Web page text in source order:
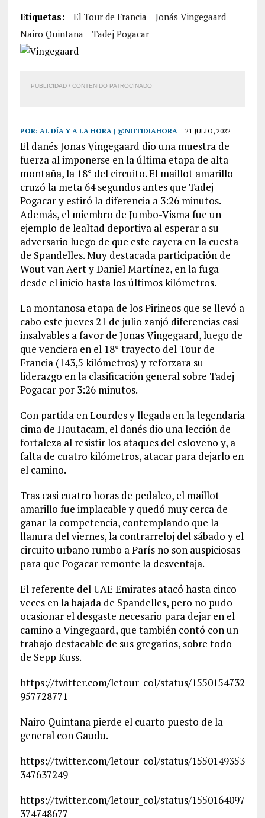
Etiquetas: El Tour de Francia
Jonás Vingegaard
Nairo Quintana
Tadej Pogacar
PUBLICIDAD / CONTENIDO PATROCINADO
POR: AL DÍA Y A LA HORA | @NOTIDIAHORA 21 JULIO, 2022
El danés Jonas Vingegaard dio una muestra de
fuerza al imponerse en la última etapa de alta
montaña, la 18° del circuito. El maillot amarillo
cruzó la meta 64 segundos antes que Tadej
Pogacar y estiró la diferencia a 3:26 minutos.
Además, el miembro de Jumbo-Visma fue un
ejemplo de lealtad deportiva al esperar a su
adversario luego de que este cayera en la cuesta
de Spandelles. Muy destacada participación de
Wout van Aert y Daniel Martínez, en la fuga
desde el inicio hasta los últimos kilómetros.
La montañosa etapa de los Pirineos que se llevó a
cabo este jueves 21 de julio zanjó diferencias casi
insalvables a favor de Jonas Vingegaard, luego de
que venciera en el 18° trayecto del Tour de
Francia (143,5 kilómetros) y reforzara su
liderazgo en la clasificación general sobre Tadej
Pogacar por 3:26 minutos.
Con partida en Lourdes y llegada en la legendaria
cima de Hautacam, el danés dio una lección de
fortaleza al resistir los ataques del esloveno y, a
falta de cuatro kilómetros, atacar para dejarlo en
el camino.
Tras casi cuatro horas de pedaleo, el maillot
amarillo fue implacable y quedó muy cerca de
ganar la competencia, contemplando que la
llanura del viernes, la contrarreloj del sábado y el
circuito urbano rumbo a París no son auspiciosas
para que Pogacar remonte la desventaja.
El referente del UAE Emirates atacó hasta cinco
veces en la bajada de Spandelles, pero no pudo
ocasionar el desgaste necesario para dejar en el
camino a Vingegaard, que también contó con un
trabajo destacable de sus gregarios, sobre todo
de Sepp Kuss.
https://twitter.com/letour_col/status/1550154732
957728771
Nairo Quintana pierde el cuarto puesto de la
general con Gaudu.
https://twitter.com/letour_col/status/1550149353
347637249
https://twitter.com/letour_col/status/1550164097
374748677